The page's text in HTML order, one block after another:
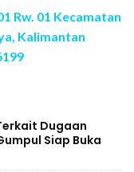
Rw. 01 Kecamatan
Kalimantan
Dugaan
Siap Buka